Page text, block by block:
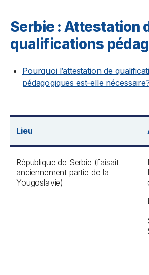
Serbie : Attestation
qualifications
Pourquoi l’attestation de
pédagogiques est-elle
Lieu
République de Serbie (faisait
anciennement partie de la
Yougoslavie)